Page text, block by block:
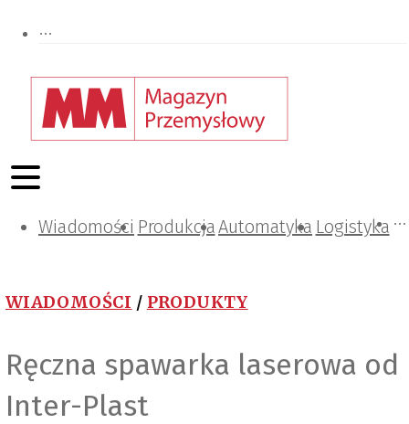
Wiadomości ProdukcjaAutomatyka Logistyka
Projektowanie i konstrukcje
Zarządzanie i IT
Tematy specjalne
WIADOMOŚCI / PRODUKTY
Ręczna spawarka laserowa od
Inter-Plast